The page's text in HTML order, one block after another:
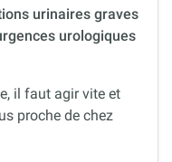
urinaires graves
urologiques
il faut agir vite et
proche de chez